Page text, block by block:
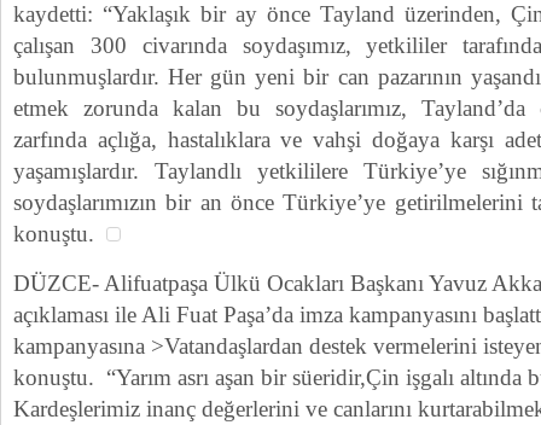
kaydetti: “Yaklaşık bir ay önce Tayland üzerinden,
çalışan 300 civarında soydaşımız, yetkililer
bulunmuşlardır. Her gün yeni bir can pazarının
etmek zorunda kalan bu soydaşlarımız, Tayland’da
zarfında açlığa, hastalıklara ve vahşi doğaya karşı
yaşamışlardır. Taylandlı yetkililere Türkiye’ye
soydaşlarımızın bir an önce Türkiye’ye
konuştu.
DÜZCE- Alifuatpaşa Ülkü Ocakları Başkanı Yavuz
açıklaması ile Ali Fuat Paşa’da imza kampanyasını
kampanyasına >Vatandaşlardan destek vermelerini
konuştu. “Yarım asrı aşan bir süeridir,Çin işgalı
Kardeşlerimiz inanç değerlerini ve canlarını